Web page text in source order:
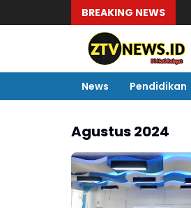
BREAKING NEWS
News
Pendidikan
Agustus 2024